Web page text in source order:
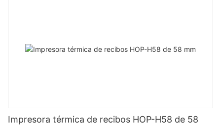
Impresora térmica de recibos HOP-H58 de 58